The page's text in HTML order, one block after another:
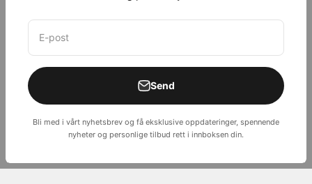
E-post
Send
Bli med i vårt nyhetsbrev og få eksklusive oppdateringer, spennende
nyheter og personlige tilbud rett i innboksen din.